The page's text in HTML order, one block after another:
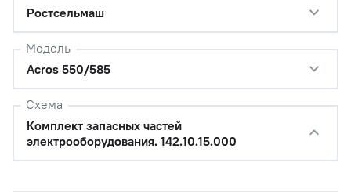
Ростсельмаш
Модель
Acros 550/585
Схема
Комплект запасных частей
электрооборудования. 142.10.15.000